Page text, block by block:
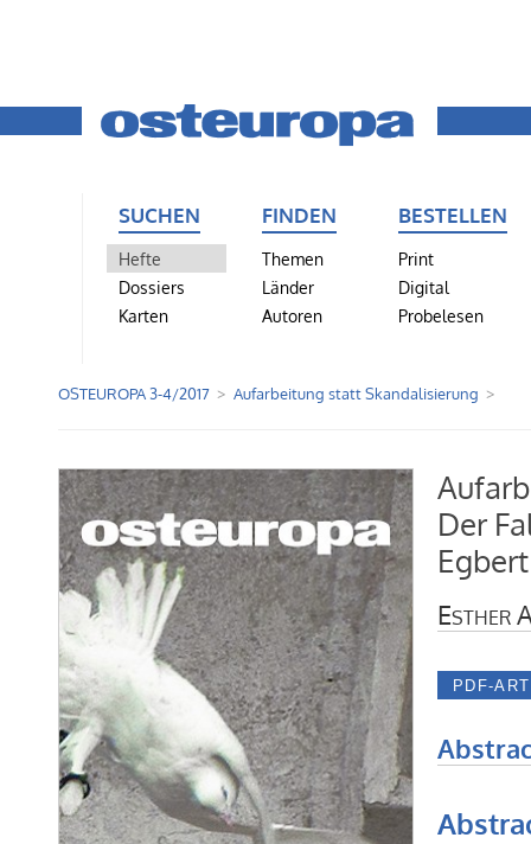
SUCHEN
Hefte
Dossiers
Karten
FINDEN
Themen
Länder
Autoren
BESTELLEN
Print
Digital
Probelesen
OSTEUROPA 3-4/2017 Aufarbeitung statt Skandalisierung
Der
Esther